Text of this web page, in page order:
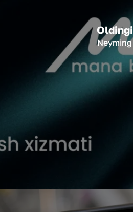
Oldingi
Neyming